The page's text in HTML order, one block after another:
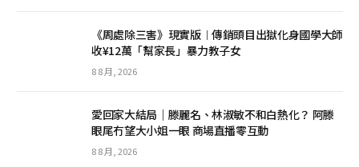
《周處除三害》現實版︱傳銷頭目出獄化身國學大師
收¥12萬「幫家長」暴力教子女
8 8 月, 2026
愛回家大結局｜滕麗名、林淑敏不和白熱化？ 阿滕
眼尾冇望大小姐一眼 商場直播零互動
8 8 月, 2026